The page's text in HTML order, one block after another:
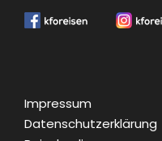
Gruppenräume Haus
Beherbergungs- und
Impressum
Datenschutzerklärung